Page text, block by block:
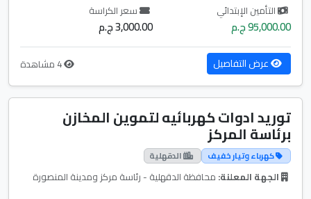
التأمين الإبتدائي
95,000.00 ج.م
سعر الكراسة
3,000.00 ج.م
عرض التفاصيل
توريد ادوات كهربائيه لتموين المخازن
برئاسة المركز
كهرباء وتيار خفيف الدقهلية
الجهة المعلنة: محافظة الدقهلية - رئاسة مركز ومدينة المنصورة